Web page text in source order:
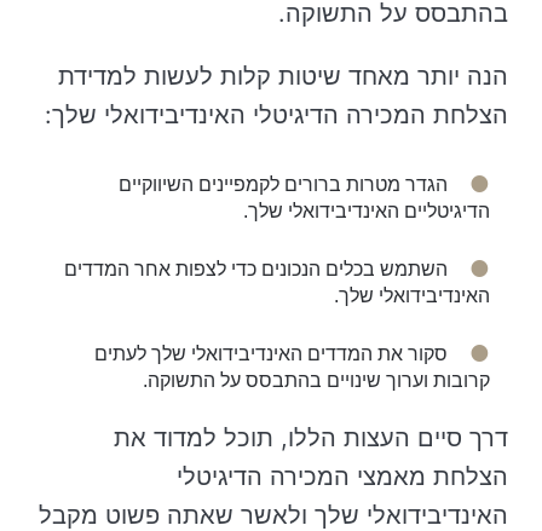
בהתבסס על התשוקה.
הנה יותר מאחד שיטות קלות לעשות למדידת
הצלחת המכירה הדיגיטלי האינדיבידואלי שלך:
הגדר מטרות ברורים לקמפיינים השיווקיים
הדיגיטליים האינדיבידואלי שלך.
השתמש בכלים הנכונים כדי לצפות אחר המדדים
האינדיבידואלי שלך.
סקור את המדדים האינדיבידואלי שלך לעתים
קרובות וערוך שינויים בהתבסס על התשוקה.
דרך סיים העצות הללו, תוכל למדוד את
הצלחת מאמצי המכירה הדיגיטלי
האינדיבידואלי שלך ולאשר שאתה פשוט מקבל